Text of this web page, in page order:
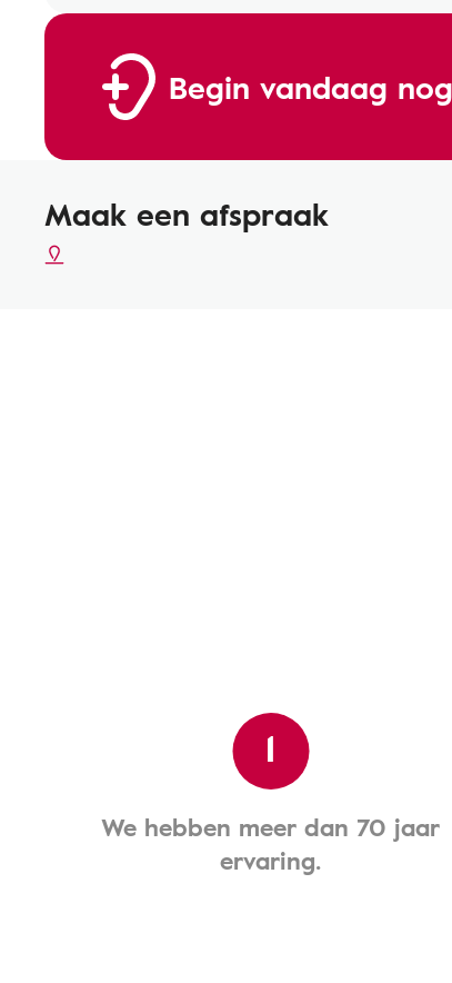
Begin vandaag
Maak een afspraak
1
We hebben meer dan 70 jaar
ervaring.